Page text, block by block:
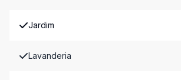
Jardim
Lavanderia